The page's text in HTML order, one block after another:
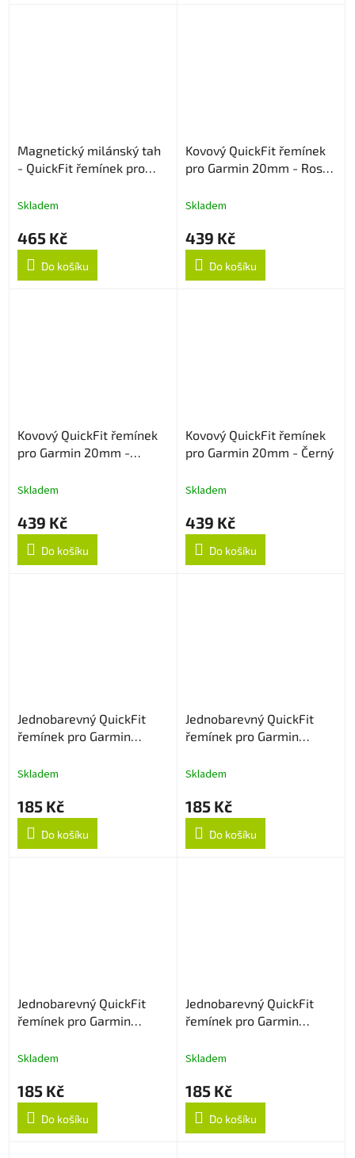
Magnetický milánský tah
- QuickFit řemínek pro
Skladem
465 Kč
Do košíku
Kovový QuickFit řemínek
pro Garmin 20mm - Rose
Skladem
439 Kč
Do košíku
Kovový QuickFit řemínek
pro Garmin 20mm -
Skladem
439 Kč
Do košíku
Kovový QuickFit řemínek
pro Garmin 20mm - Černý
Skladem
439 Kč
Do košíku
Jednobarevný QuickFit
řemínek pro Garmin
Skladem
185 Kč
Do košíku
Jednobarevný QuickFit
řemínek pro Garmin
Skladem
185 Kč
Do košíku
Jednobarevný QuickFit
řemínek pro Garmin
Skladem
185 Kč
Do košíku
Jednobarevný QuickFit
řemínek pro Garmin
Skladem
185 Kč
Do košíku